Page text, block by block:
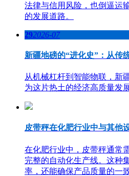
法律与信用风险，也倒逼运
的发展道路。
292026-07
新疆地磅的“进化史”：从传
从机械杠杆到智能物联，新
为这片热土的经济高质量发
皮带秤在化肥行业中与其他
在化肥行业中，皮带秤通常
完整的自动化生产线。这种
率，还能确保产品质量的一